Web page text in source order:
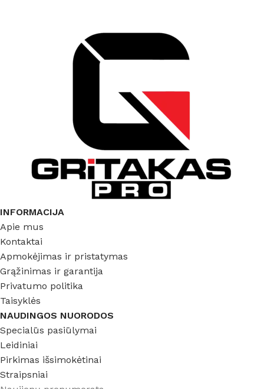
INFORMACIJA
Apie mus
Kontaktai
Apmokėjimas ir pristatymas
Grąžinimas ir garantija
Privatumo politika
Taisyklės
NAUDINGOS NUORODOS
Specialūs pasiūlymai
Leidiniai
Pirkimas išsimokėtinai
Straipsniai